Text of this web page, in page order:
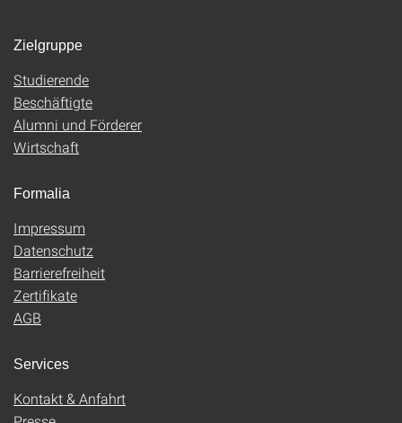
Zielgruppe
Studierende
Beschäftigte
Alumni und Förderer
Wirtschaft
Formalia
Impressum
Datenschutz
Barrierefreiheit
Zertifikate
AGB
Services
Kontakt & Anfahrt